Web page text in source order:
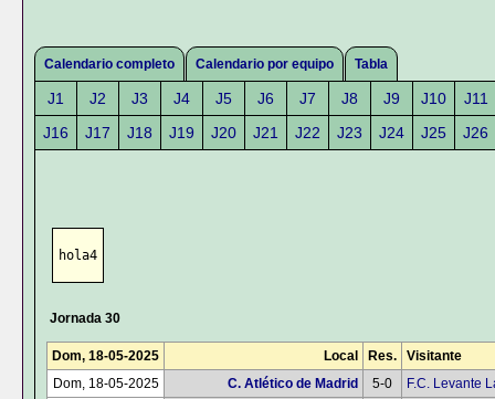
Calendario completo Calendario por equipo Tabla
J1 J2 J3 J4 J5 J6 J7 J8 J9 J10
J11
J16
J17 J18 J19 J20 J21 J22 J23 J24 J25 J26
hola4
Jornada 30
Dom, 18-05-2025 Local Res.
Visitante
Dom, 18-05-2025
C. Atlético de Madrid 5-0
F.C. Levante